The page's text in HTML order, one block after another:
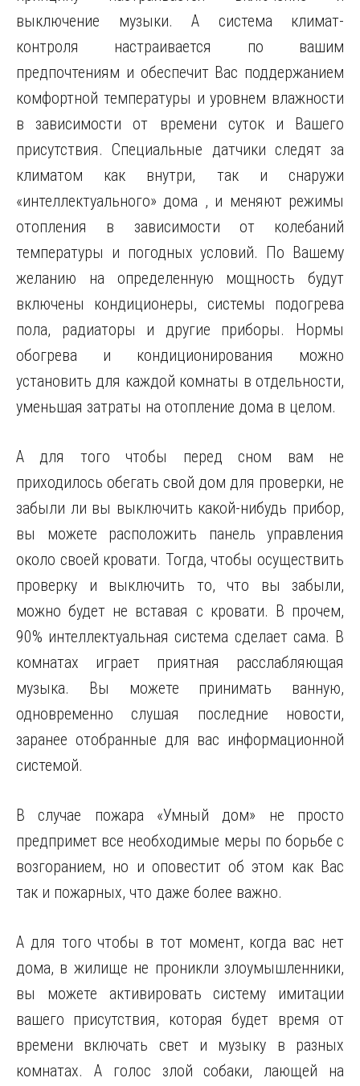
выключение музыки. А система климат-
контроля настраивается по вашим
предпочтениям и обеспечит Вас поддержанием
комфортной температуры и уровнем влажности
в зависимости от времени суток и Вашего
присутствия. Специальные датчики следят за
климатом как внутри, так и снаружи
«интеллектуального» дома , и меняют режимы
отопления в зависимости от колебаний
температуры и погодных условий. По Вашему
желанию на определенную мощность будут
включены кондиционеры, системы подогрева
пола, радиаторы и другие приборы. Нормы
обогрева и кондиционирования можно
установить для каждой комнаты в отдельности,
уменьшая затраты на отопление дома в целом.
А для того чтобы перед сном вам не
приходилось обегать свой дом для проверки, не
забыли ли вы выключить какой-нибудь прибор,
вы можете расположить панель управления
около своей кровати. Тогда, чтобы осуществить
проверку и выключить то, что вы забыли,
можно будет не вставая с кровати. В прочем,
90% интеллектуальная система сделает сама. В
комнатах играет приятная расслабляющая
музыка. Вы можете принимать ванную,
одновременно слушая последние новости,
заранее отобранные для вас информационной
системой.
В случае пожара «Умный дом» не просто
предпримет все необходимые меры по борьбе с
возгоранием, но и оповестит об этом как Вас
так и пожарных, что даже более важно.
А для того чтобы в тот момент, когда вас нет
дома, в жилище не проникли злоумышленники,
вы можете активировать систему имитации
вашего присутствия, которая будет время от
времени включать свет и музыку в разных
комнатах. А голос злой собаки, лающей на